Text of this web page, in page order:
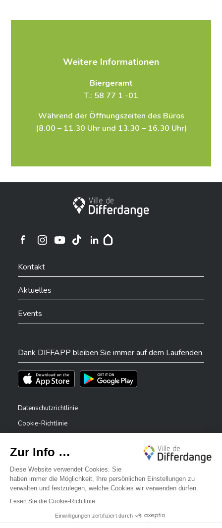
Weitere Informationen
Biergeramt
T.: 58 77 1 -01
Während der Öffnungszeiten des Büros
(8.00 – 11.30 Uhr und 13.30 – 16.30 Uhr)
Stadt Differdingen
Ville de Differdange sur Instagram
Kontakt
Aktuelles
Events
Dank DIFFAPP bleiben Sie immer auf dem Laufenden
Téléchargez l'app sur l'App StoreTéléchargez l'app sur Play Store
Datenschutzrichtlinie
Cookie-Richtlinie
Erklärung zur Barrierefreiheit
Meldesystem – Whistleblower
✕
Bonjour, comment puis-je vous aider ?